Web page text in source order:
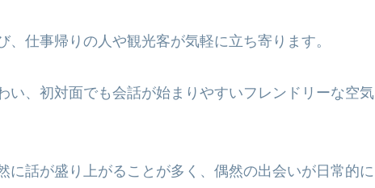
仕事帰りの人や観光客が気軽に立ち寄ります。
い、初対面でも会話が始まりやすいフレンドリーな空気
に話が盛り上がることが多く、偶然の出会いが日常的に